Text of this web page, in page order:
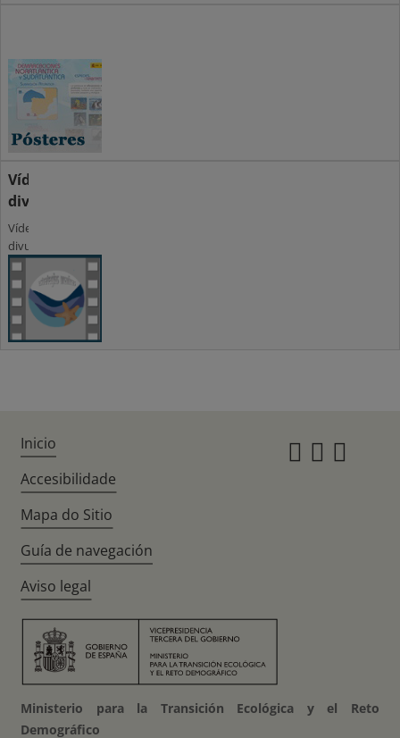
Vídeo
divulgativo
Vídeo
divulgativo
Inicio
Accesibilidade
Mapa do Sitio
Guía de navegación
Aviso legal
Ministerio para la Transición Ecológica y el Reto
Demográfico